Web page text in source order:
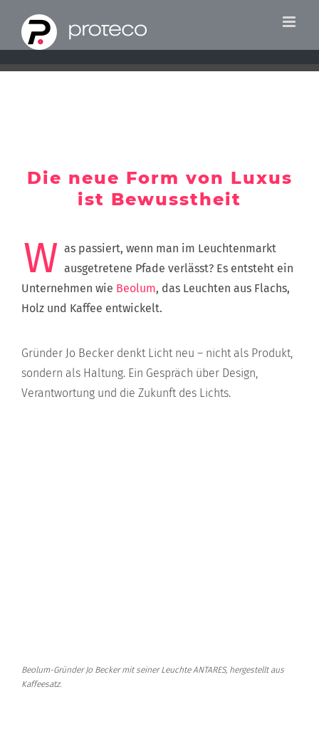
Inhalt
springen
Die neue Form von Luxus
ist Bewusstheit
W as passiert, wenn man im Leuchtenmarkt
ausgetretene Pfade verlässt? Es entsteht ein
Unternehmen wie Beolum, das Leuchten aus Flachs,
Holz und Kaffee entwickelt.
Gründer Jo Becker denkt Licht neu – nicht als Produkt,
sondern als Haltung. Ein Gespräch über Design,
Verantwortung und die Zukunft des Lichts.
Beolum-Gründer Jo Becker mit seiner Leuchte ANTARES, hergestellt aus
Kaffeesatz.